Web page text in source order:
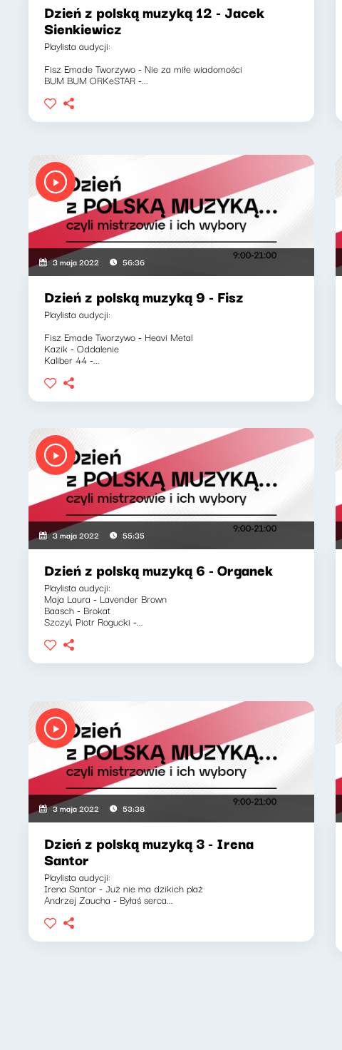
Dzień z polską muzyką 12 - Jacek
Sienkiewicz
Playlista audycji:
Fisz Emade Tworzywo - Nie za miłe wiadomości
BUM BUM ORKeSTAR -...
3 maja 2022 56:36
Dzień z polską muzyką 9 - Fisz
Playlista audycji:
Fisz Emade Tworzywo - Heavi Metal
Kazik - Oddalenie
Kaliber 44 -...
3 maja 2022 55:35
Dzień z polską muzyką 6 - Organek
Playlista audycji:
Maja Laura - Lavender Brown
Baasch - Brokat
Szczyl, Piotr Rogucki -...
3 maja 2022 53:38
Dzień z polską muzyką 3 - Irena
Santor
Playlista audycji:
Irena Santor - Już nie ma dzikich plaż
Andrzej Zaucha - Byłaś serca...